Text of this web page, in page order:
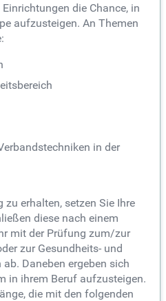
die Chance, in
aufzusteigen. An Themen
in der
zu erhalten, setzen Sie Ihre
diese nach einem
mit der Prüfung zum/zur
zur Gesundheits- und
Daneben ergeben sich
in ihrem Beruf aufzusteigen.
die mit den folgenden